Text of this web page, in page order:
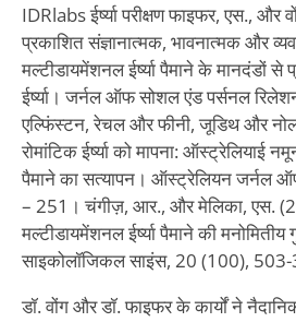
IDRlabs ईर्ष्या परीक्षण फाइफर, एस., और
प्रकाशित संज्ञानात्मक, भावनात्मक और
मल्टीडायमेंशनल ईर्ष्या पैमाने के मानदंडों से
ईर्ष्या। जर्नल ऑफ सोशल एंड पर्सनल
एल्फिंस्टन, रेचल और फीनी, जूडिथ और
रोमांटिक ईर्ष्या को मापना: ऑस्ट्रेलियाई
पैमाने का सत्यापन। ऑस्ट्रेलियन जर्नल
– 251। चंगीज़, आर., और मेलिका, एस.
मल्टीडायमेंशनल ईर्ष्या पैमाने की
साइकोलॉजिकल साइंस, 20 (100),
डॉ. वोंग और डॉ. फाइफर के कार्यों ने